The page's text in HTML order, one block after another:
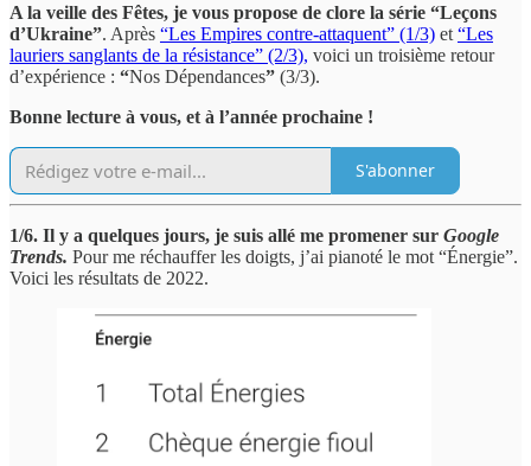
A la veille des Fêtes, je vous propose de clore la série “Leçons
d’Ukraine”. Après “Les Empires contre-attaquent” (1/3) et “Les
lauriers sanglants de la résistance” (2/3), voici un troisième retour
d’expérience : “Nos Dépendances” (3/3).
Bonne lecture à vous, et à l’année prochaine !
S'abonner
1/6. Il y a quelques jours, je suis allé me promener sur Google
Trends. Pour me réchauffer les doigts, j’ai pianoté le mot “Énergie”.
Voici les résultats de 2022.